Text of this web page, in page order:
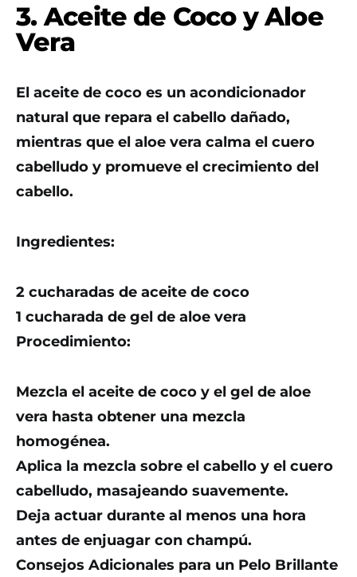
3. Aceite de Coco y Aloe
Vera
El aceite de coco es un acondicionador
natural que repara el cabello dañado,
mientras que el aloe vera calma el cuero
cabelludo y promueve el crecimiento del
cabello.
Ingredientes:
2 cucharadas de aceite de coco
1 cucharada de gel de aloe vera
Procedimiento:
Mezcla el aceite de coco y el gel de aloe
vera hasta obtener una mezcla
homogénea.
Aplica la mezcla sobre el cabello y el cuero
cabelludo, masajeando suavemente.
Deja actuar durante al menos una hora
antes de enjuagar con champú.
Consejos Adicionales para un Pelo Brillante